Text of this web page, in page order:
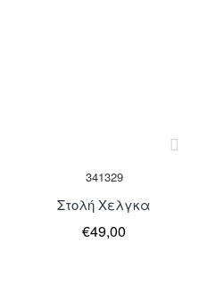
Μη Διαθέσιμο
341329
Στολή Χελγκα
€49,00